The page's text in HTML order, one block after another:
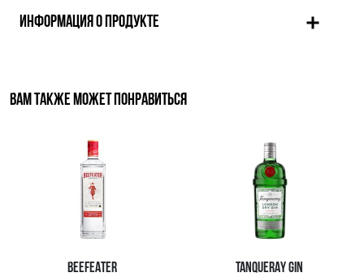
ИНФОРМАЦИЯ О ПРОДУКТЕ
ВАМ ТАКЖЕ МОЖЕТ ПОНРАВИТЬСЯ
BEEFEATER TANQUERAY GIN